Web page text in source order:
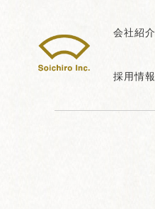
会社紹介
採用情報